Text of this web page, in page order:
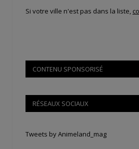
Si votre ville n'est pas dans la liste,
CONTENU SPONSORISÉ
RÉSEAUX SOCIAUX
Tweets by Animeland_mag